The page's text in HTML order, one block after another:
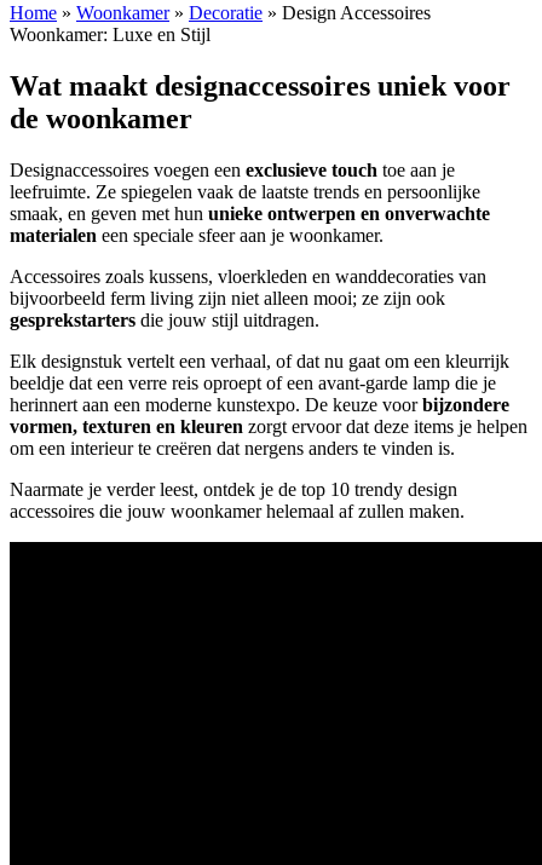
Home » Woonkamer» Decoratie » Design Accessoires
Woonkamer: Luxe en Stijl
Wat maakt designaccessoires uniek voor
de woonkamer
Designaccessoires voegen een exclusieve touch toe aan je
leefruimte. Ze spiegelen vaak de laatste trends en persoonlijke
smaak, en geven met hun unieke ontwerpen en onverwachte
materialen een speciale sfeer aan je woonkamer.
Accessoires zoals kussens, vloerkleden en wanddecoraties van
bijvoorbeeld ferm living zijn niet alleen mooi; ze zijn ook
gesprekstarters die jouw stijl uitdragen.
Elk designstuk vertelt een verhaal, of dat nu gaat om een kleurrijk
beeldje dat een verre reis oproept of een avant-garde lamp die je
herinnert aan een moderne kunstexpo. De keuze voorbijzondere
vormen, texturen en kleuren zorgt ervoor dat deze items je helpen
om een interieur te creëren dat nergens anders te vinden is.
Naarmate je verder leest, ontdek je de top 10 trendy design
accessoires die jouw woonkamer helemaal af zullen maken.